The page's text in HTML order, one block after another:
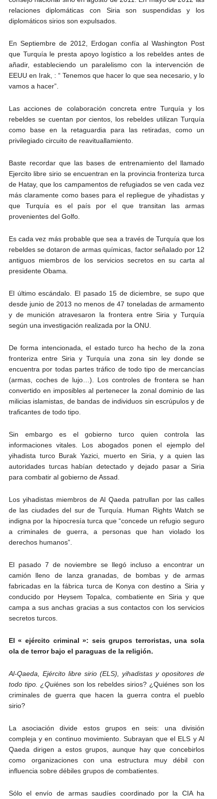
relaciones diplomáticas con Siria son suspendidas y los
diplomáticos sirios son expulsados.
En Septiembre de 2012, Erdogan confía al Washington Post
que Turquía le presta apoyo logístico a los rebeldes antes de
añadir, estableciendo un paralelismo con la intervención de
EEUU en Irak, : “ Tenemos que hacer lo que sea necesario, y lo
vamos a hacer”.
Las acciones de colaboración concreta entre Turquía y los
rebeldes se cuentan por cientos, los rebeldes utilizan Turquía
como base en la retaguardia para las retiradas, como un
privilegiado circuito de reavituallamiento.
Baste recordar que las bases de entrenamiento del llamado
Ejercito libre sirio se encuentran en la provincia fronteriza turca
de Hatay, que los campamentos de refugiados se ven cada vez
más claramente como bases para el repliegue de yihadistas y
que Turquía es el país por el que transitan las armas
provenientes del Golfo.
Es cada vez más probable que sea a través de Turquía que los
rebeldes se dotaron de armas químicas, factor señalado por 12
antiguos miembros de los servicios secretos en su carta al
presidente Obama.
El último escándalo. El pasado 15 de diciembre, se supo que
desde junio de 2013 no menos de 47 toneladas de armamento
y de munición atravesaron la frontera entre Siria y Turquía
según una investigación realizada por la ONU.
De forma intencionada, el estado turco ha hecho de la zona
fronteriza entre Siria y Turquía una zona sin ley donde se
encuentra por todas partes tráfico de todo tipo de mercancías
(armas, coches de lujo…). Los controles de frontera se han
convertido en imposibles al pertenecer la zonal dominio de las
milicias islamistas, de bandas de individuos sin escrúpulos y de
traficantes de todo tipo.
Sin embargo es el gobierno turco quien controla las
informaciones vitales. Los abogados ponen el ejemplo del
yihadista turco Burak Yazici, muerto en Siria, y a quien las
autoridades turcas habían detectado y dejado pasar a Siria
para combatir al gobierno de Assad.
Los yihadistas miembros de Al Qaeda patrullan por las calles
de las ciudades del sur de Turquía. Human Rights Watch se
indigna por la hipocresía turca que “concede un refugio seguro
a criminales de guerra, a personas que han violado los
derechos humanos”.
El pasado 7 de noviembre se llegó incluso a encontrar un
camión lleno de lanza granadas, de bombas y de armas
fabricadas en la fábrica turca de Konya con destino a Siria y
conducido por Heysem Topalca, combatiente en Siria y que
campa a sus anchas gracias a sus contactos con los servicios
secretos turcos.
El « ejército criminal »: seis grupos terroristas, una sola
ola de terror bajo el paraguas de la religión.
Al-Qaeda, Ejército libre sirio (ELS), yihadistas y opositores de
todo tipo. ¿Quiénes son los rebeldes sirios? ¿Quiénes son los
criminales de guerra que hacen la guerra contra el pueblo
sirio?
La asociación divide estos grupos en seis: una división
compleja y en continuo movimiento. Subrayan que el ELS y Al
Qaeda dirigen a estos grupos, aunque hay que concebirlos
como organizaciones con una estructura muy débil con
influencia sobre débiles grupos de combatientes.
Sólo el envío de armas saudíes coordinado por la CIA ha